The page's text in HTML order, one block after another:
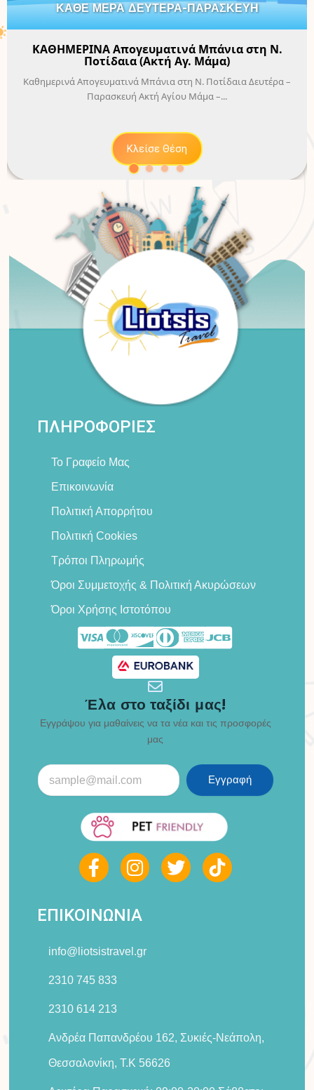
ΚΑΘΕ ΜΕΡΑ ΔΕΥΤΕΡΑ-ΠΑΡΑΣΚΕΥΗ
ΚΑΘΗΜΕΡΙΝΑ Απογευματινά Μπάνια στη Ν.
Ποτίδαια (Ακτή Αγ. Μάμα)
Καθημερινά Απογευματινά Μπάνια στη Ν. Ποτίδαια Δευτέρα –
Παρασκευή Ακτή Αγίου Μάμα –...
Κλείσε Θέση
ΠΛΗΡΟΦΟΡΙΕΣ
Το Γραφείο Μας
Επικοινωνία
Πολιτική Απορρήτου
Πολιτική Cookies
Τρόποι Πληρωμής
Όροι Συμμετοχής & Πολιτική Ακυρώσεων
Όροι Χρήσης Ιστοτόπου
Έλα στο ταξίδι μας!
Εγγράψου για μαθαίνεις να τα νέα και τις προσφορές
μας
Εγγραφή
F
a
c
e
b
o
o
k
f
I
n
s
t
a
r
T
w
i
ΕΠΙΚΟΙΝΩΝΙΑ
info@liotsistravel.gr
2310 745 833
2310 614 213
Ανδρέα Παπανδρέου 162, Συκιές-Νεάπολη,
Θεσσαλονίκη, Τ.Κ 56626